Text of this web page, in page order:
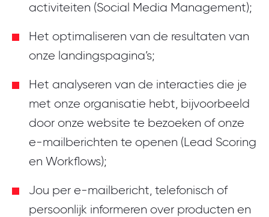
activiteiten (Social Media Management);
Het optimaliseren van de resultaten van
onze landingspagina’s;
Het analyseren van de interacties die je
met onze organisatie hebt, bijvoorbeeld
door onze website te bezoeken of onze
e-mailberichten te openen (Lead Scoring
en Workflows);
Jou per e-mailbericht, telefonisch of
persoonlijk informeren over producten en